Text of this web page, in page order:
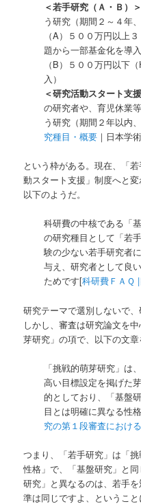
＜若手研究（Ａ・Ｂ）＞
う研究（期間２～４年
（A）５００万円以上
題から一部基金化を導入
（B）５００万円以下
入）
＜研究活動スタート支
の研究者や、育児休業
う研究（期間２年以内
究種目・概要 ｜日本学
という枠がある。現在、「
動スタート支援」制度へと
以下のようだ。
科研費の中核である「
の研究種目として「若
験の少ない若手研究者
与え、研究者として良
ためです[科研費ＦＡＱ
研究テーマで選別しないで、
しかし、審査は研究論文を
芽研究」の項で、以下の文章
「挑戦的萌芽研究」は
高い目標設定を掲げた
的としており、「基盤
目とは明確に異なる性
究の第１段審査におけ
つまり、「若手研究」は「
性格」で、「基盤研究」と
研究」と異なるのは、若手
準は同じですよ、ということ